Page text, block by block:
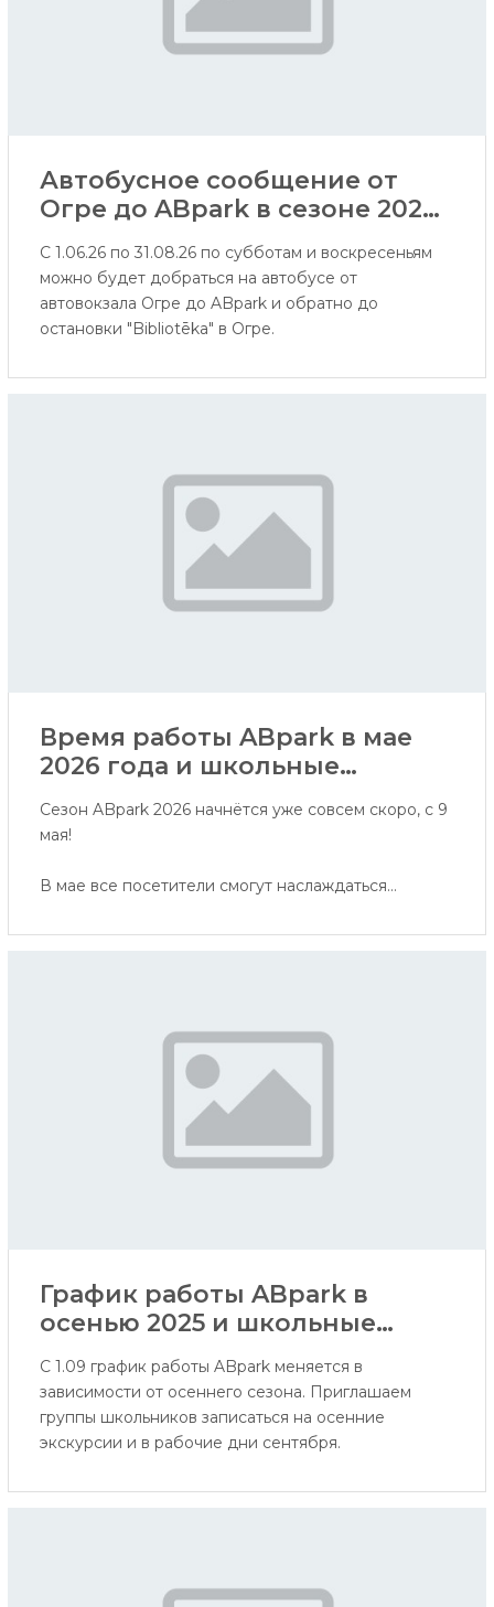
Автобусное сообщение от
Огре до ABpark в сезоне 2026
С 1.06.26 по 31.08.26 по субботам и воскресеньям
можно будет добраться на автобусе от
автовокзала Огре до ABpark и обратно до
остановки "Bibliotēka" в Огре.
Время работы ABpark в мае
2026 года и школьные
Сезон ABpark 2026 начнётся уже совсем скоро, с 9
мая!
В мае все посетители смогут наслаждаться
школьные группы приглашаем записываться на
График работы ABpark в
осенью 2025 и школьные
экскурсии
С 1.09 график работы ABpark меняется в
зависимости от осеннего сезона. Приглашаем
группы школьников записаться на осенние
экскурсии и в рабочие дни сентября.